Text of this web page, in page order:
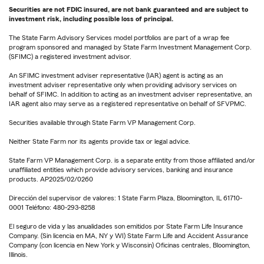
Securities are not FDIC insured, are not bank guaranteed and are subject to
investment risk, including possible loss of principal.
The State Farm Advisory Services model portfolios are part of a wrap fee
program sponsored and managed by State Farm Investment Management Corp.
(SFIMC) a registered investment advisor.
An SFIMC investment adviser representative (IAR) agent is acting as an
investment adviser representative only when providing advisory services on
behalf of SFIMC. In addition to acting as an investment adviser representative, an
IAR agent also may serve as a registered representative on behalf of SFVPMC.
Securities available through State Farm VP Management Corp.
Neither State Farm nor its agents provide tax or legal advice.
State Farm VP Management Corp. is a separate entity from those affiliated and/or
unaffiliated entities which provide advisory services, banking and insurance
products. AP2025/02/0260
Dirección del supervisor de valores: 1 State Farm Plaza, Bloomington, IL 61710-
0001 Teléfono: 480-293-8258
El seguro de vida y las anualidades son emitidos por State Farm Life Insurance
Company. (Sin licencia en MA, NY y WI) State Farm Life and Accident Assurance
Company (con licencia en New York y Wisconsin) Oficinas centrales, Bloomington,
Illinois.